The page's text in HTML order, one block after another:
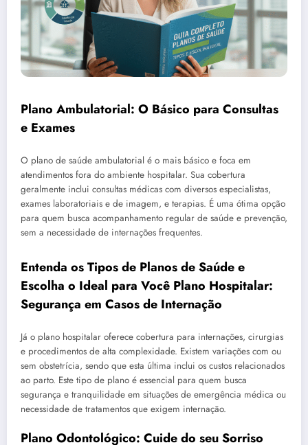
Plano Ambulatorial: O Básico para Consultas
e Exames
O plano de saúde ambulatorial é o mais básico e foca em
atendimentos fora do ambiente hospitalar. Sua cobertura
geralmente inclui consultas médicas com diversos especialistas,
exames laboratoriais e de imagem, e terapias. É uma ótima opção
para quem busca acompanhamento regular de saúde e prevenção,
sem a necessidade de internações frequentes.
Entenda os Tipos de Planos de Saúde e
Escolha o Ideal para Você Plano Hospitalar:
Segurança em Casos de Internação
Já o plano hospitalar oferece cobertura para internações, cirurgias
e procedimentos de alta complexidade. Existem variações com ou
sem obstetrícia, sendo que esta última inclui os custos relacionados
ao parto. Este tipo de plano é essencial para quem busca
segurança e tranquilidade em situações de emergência médica ou
necessidade de tratamentos que exigem internação.
Plano Odontológico: Cuide do seu Sorriso